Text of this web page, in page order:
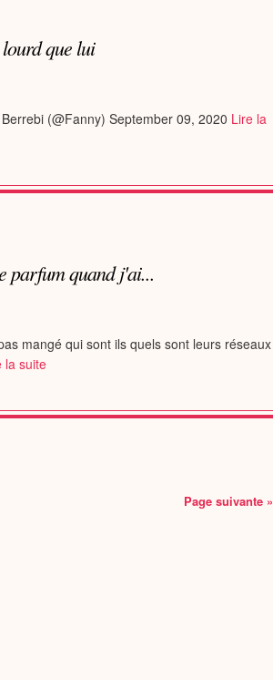
lourd que lui
(@Fanny) September 09, 2020 Lire la
parfum quand j'ai...
mangé qui sont ils quels sont leurs réseaux
la suite
Page suivante »